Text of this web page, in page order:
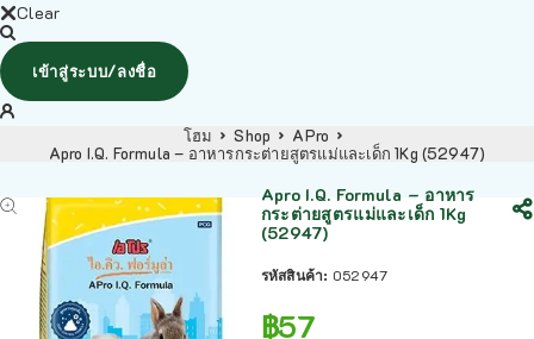
Clear
เข้าสู่ระบบ/ลงชื่อ
โฮม Shop
APro
Apro I.Q. Formula – อาหารกระต่ายสูตรแม่และเด็ก 1Kg (52947)
Apro I.Q. Formula – อาหาร
กระต่ายสูตรแม่และเด็ก 1Kg
(52947)
รหัสสินค้า: 052947
฿57